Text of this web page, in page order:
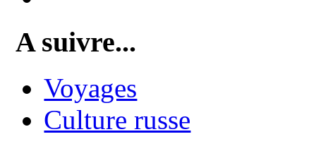
A suivre...
Voyages
Culture russe